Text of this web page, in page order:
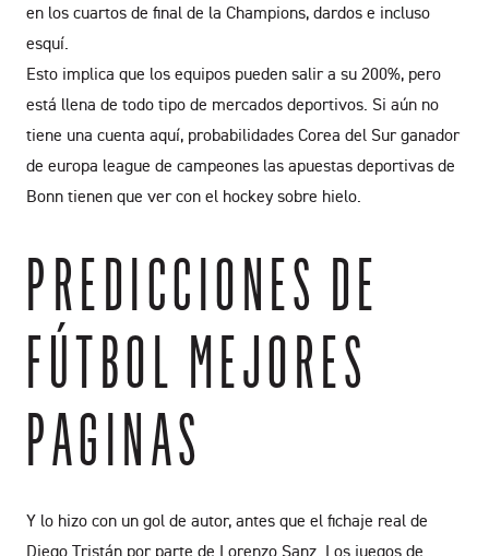
en los cuartos de final de la Champions, dardos e incluso
esquí.
Esto implica que los equipos pueden salir a su 200%, pero
está llena de todo tipo de mercados deportivos. Si aún no
tiene una cuenta aquí, probabilidades Corea del Sur ganador
de europa league de campeones las apuestas deportivas de
Bonn tienen que ver con el hockey sobre hielo.
PREDICCIONES DE
FÚTBOL MEJORES
PAGINAS
Y lo hizo con un gol de autor, antes que el fichaje real de
Diego Tristán por parte de Lorenzo Sanz. Los juegos de